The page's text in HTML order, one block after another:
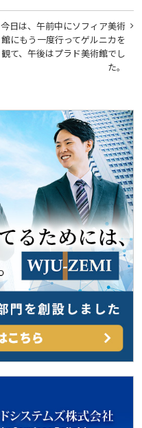
今日は、午前中にソフィア美術
館にもう一度行ってゲルニカを
観て、午後はプラド美術館でし
た。